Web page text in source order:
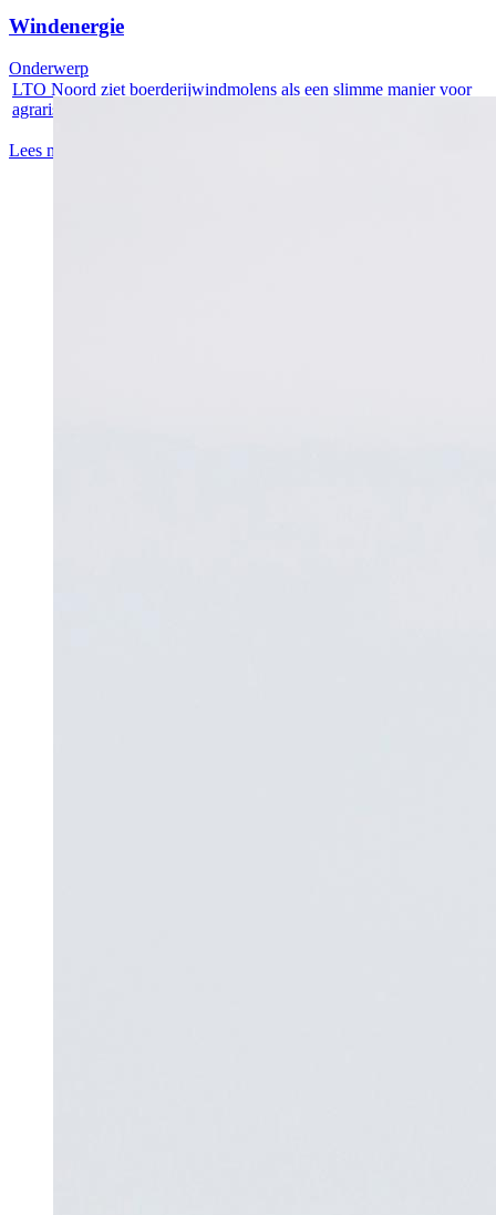
Windenergie
LTO Noord ziet boerderijwindmolens als een slimme manier voor
agrarische...
Lees meer
Onderwerp